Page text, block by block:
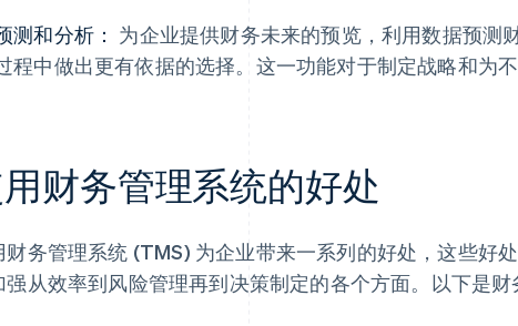
测和分析： 为企业提供财务未来的预览，利用数据预测
程中做出更有依据的选择。这一功能对于制定战略和为
财务管理系统的好处
财务管理系统 (TMS) 为企业带来一系列的好处，这些好
强从效率到风险管理再到决策制定的各个方面。以下是财